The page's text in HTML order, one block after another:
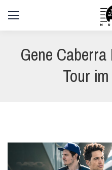
Gene
Tour